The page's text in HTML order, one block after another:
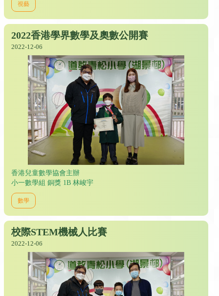
視藝
2022香港學界數學及奧數公開賽
2022-12-06
香港兒童數學協會主辦
小一數學組 銅獎 1B 林峻宇
數學
校際STEM機械人比賽
2022-12-06